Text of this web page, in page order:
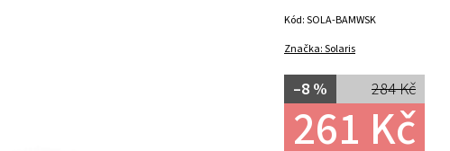
Značka:Solaris
284 Kč
–8 %
261 Kč
Kód:SOLA-BAMWSK